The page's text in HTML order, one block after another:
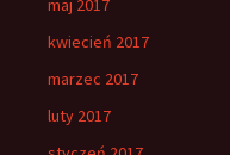
maj 2017
kwiecień 2017
marzec 2017
luty 2017